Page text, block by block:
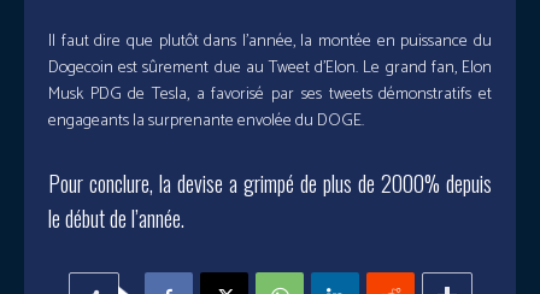
Il faut dire que plutôt dans l’année, la montée en puissance du
Dogecoin est sûrement due au Tweet d’Elon. Le grand fan, Elon
Musk PDG de Tesla, a favorisé par ses tweets démonstratifs et
engageants la surprenante envolée du DOGE.
Pour conclure, la devise a grimpé de plus de 2000% depuis
le début de l’année.